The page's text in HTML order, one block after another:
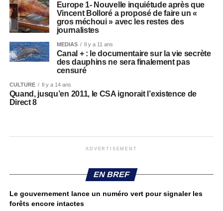
Europe 1- Nouvelle inquiétude après que
Vincent Bolloré a proposé de faire un «
gros méchoui » avec les restes des
journalistes
MEDIAS Il y a 11 ans
Canal + : le documentaire sur la vie secrète
des dauphins ne sera finalement pas
censuré
CULTURE Il y a 14 ans
Quand, jusqu’en 2011, le CSA ignorait l’existence de
Direct 8
ADVERTISEMENT
EN BREF
Le gouvernement lance un numéro vert pour signaler les
forêts encore intactes